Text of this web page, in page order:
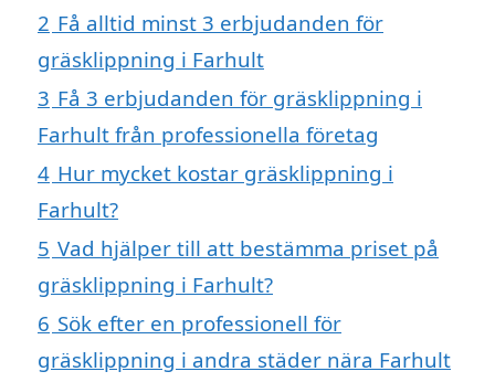
2 Få alltid minst 3 erbjudanden för
gräsklippning i Farhult
3 Få 3 erbjudanden för gräsklippning i
Farhult från professionella företag
4 Hur mycket kostar gräsklippning i
Farhult?
5 Vad hjälper till att bestämma priset på
gräsklippning i Farhult?
6 Sök efter en professionell för
gräsklippning i andra städer nära Farhult